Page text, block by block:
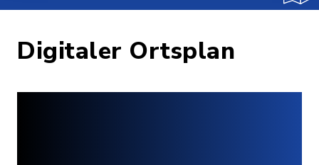
Digitaler Ortsplan